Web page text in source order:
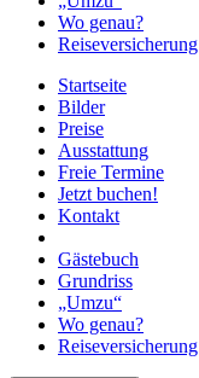
Wo genau?
Reiseversicherung
Startseite
Bilder
Preise
Ausstattung
Freie Termine
Jetzt buchen!
Kontakt
Gästebuch
Grundriss
„Umzu“
Wo genau?
Reiseversicherung